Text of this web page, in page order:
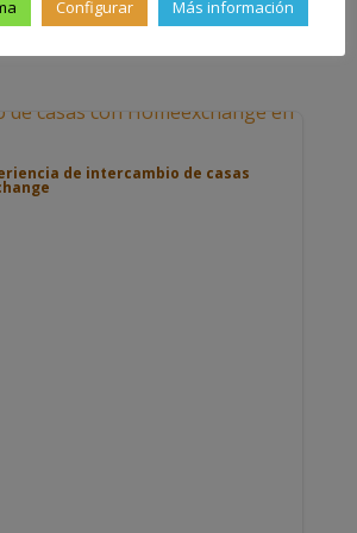
de intercambio de casas
Configurar Más información